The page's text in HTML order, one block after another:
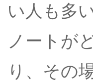
い人も多
ノートが
り、その